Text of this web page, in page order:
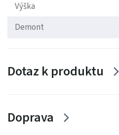
Výška
Demont
Dotaz k produktu
Doprava